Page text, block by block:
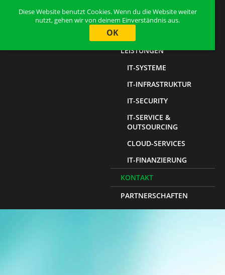
Diese Website benutzt Cookies. Wenn du die Website weiter
nutzt, gehen wir von deinem Einverständnis aus.
OK
HOME
LEISTUNGEN
IT-SYSTEME
IT-INFRASTRUKTUR
IT-SECURITY
IT-SERVICE &
OUTSOURCING
CLOUD-SERVICES
IT-FINANZIERUNG
KONTAKT
PARTNERSCHAFTEN